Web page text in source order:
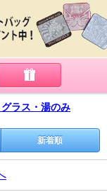
ラス・湯のみ
新着順